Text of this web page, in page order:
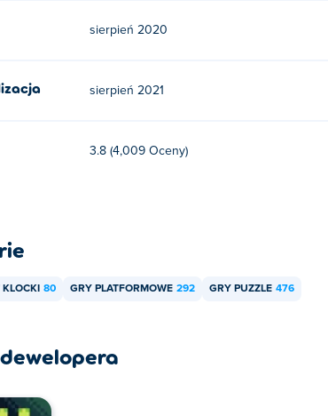
sierpień 2020
sierpień 2021
3.8 (4,009 Oceny)
80 GRY PLATFORMOWE 292 GRY PUZZLE 476